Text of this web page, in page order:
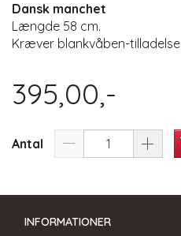
Dansk manchet
Længde 58 cm.
Kræver blankvåben-tilladelse
395,00,-
Antal
INFORMATIONER